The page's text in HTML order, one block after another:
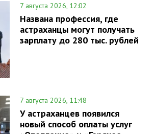
7 августа 2026, 12:02
Названа профессия, где
астраханцы могут получать
зарплату до 280 тыс. рублей
7 августа 2026, 11:48
У астраханцев появился
новый способ оплаты услуг